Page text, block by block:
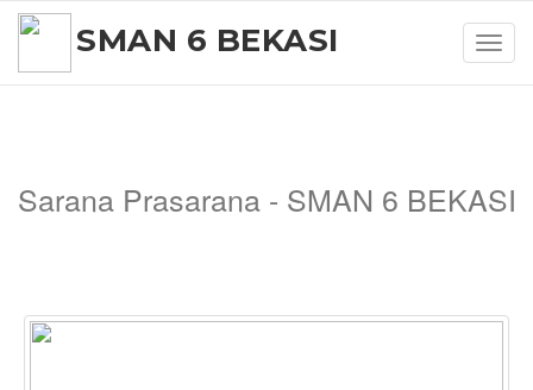
SMAN 6 BEKASI
Sarana Prasarana - SMAN 6 BEKASI